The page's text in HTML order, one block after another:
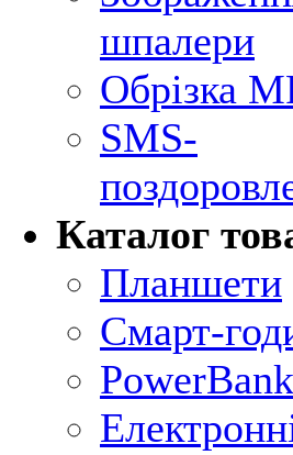
шпалери
Обрізка
SMS-
Каталог
Планшети
Смарт-
PowerBank